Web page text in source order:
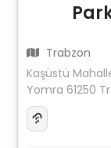
Trabzon
Kaşüstü
Yomra 61250